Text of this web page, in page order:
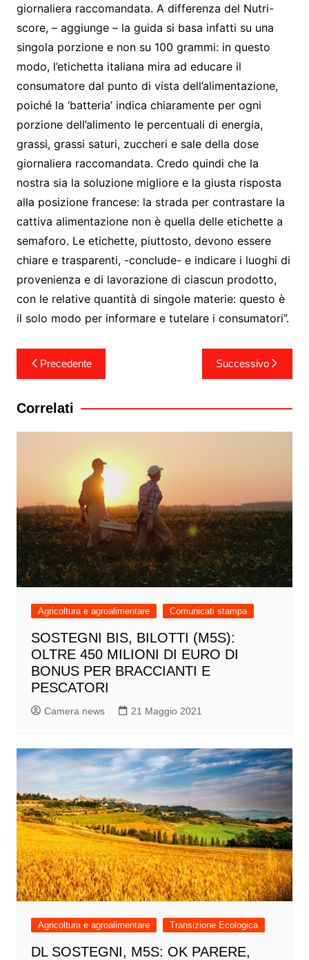
giornaliera raccomandata. A differenza del Nutri-
score, – aggiunge – la guida si basa infatti su una
singola porzione e non su 100 grammi: in questo
modo, l’etichetta italiana mira ad educare il
consumatore dal punto di vista dell’alimentazione,
poiché la ‘batteria’ indica chiaramente per ogni
porzione dell’alimento le percentuali di energia,
grassi, grassi saturi, zuccheri e sale della dose
giornaliera raccomandata. Credo quindi che la
nostra sia la soluzione migliore e la giusta risposta
alla posizione francese: la strada per contrastare la
cattiva alimentazione non è quella delle etichette a
semaforo. Le etichette, piuttosto, devono essere
chiare e trasparenti, -conclude- e indicare i luoghi di
provenienza e di lavorazione di ciascun prodotto,
con le relative quantità di singole materie: questo è
il solo modo per informare e tutelare i consumatori”.
Navigazione
articoli
Precedente Successivo
Correlati
Agricoltura e agroalimentare Comunicati stampa
SOSTEGNI BIS, BILOTTI (M5S):
OLTRE 450 MILIONI DI EURO DI
BONUS PER BRACCIANTI E
PESCATORI
Camera news 21 Maggio 2021
Agricoltura e agroalimentare Transizione Ecologica
DL SOSTEGNI, M5S: OK PARERE,